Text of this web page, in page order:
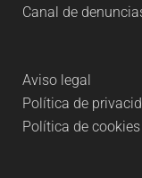
Canal de
Aviso legal
Política de
Política de cookies